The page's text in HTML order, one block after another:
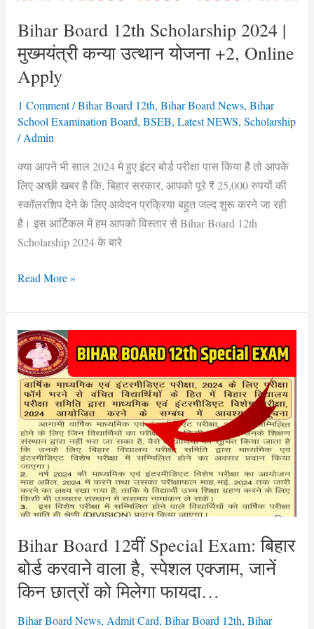
Bihar Board 12th Scholarship 2024 |
मुख्मयंत्री कन्या उत्थान योजना +2, Online
Apply
1 Comment /Bihar Board 12th, Bihar Board News, Bihar
School Examination Board, BSEB, Latest NEWS, Scholarship
/Admin
क्या आपने भी साल 2024 मे हुए इंटर बोर्ड परीक्षा पास किया है तो आपके
लिए अच्छी खबर है कि, बिहार सरकार, आपको पूरे ₹ 25,000 रुपयों की
स्कॉलरशिप देने के लिए आवेदन प्रक्रिया बहुत जल्द शुरू करने जा रही
है। इस आर्टिकल में हम आपको विस्तार से Bihar Board 12th
Scholarship 2024 के बारे
उत्थान
योजना
Online
Apply
Read More »
Bihar Board 12वीं Special Exam: बिहार
बोर्ड करवाने वाला है, स्पेशल एक्जाम, जानें
किन छात्रों को मिलेगा फायदा…
Bihar Board News, Admit Card, Bihar Board 12th, Bihar
Bihar
Board
12वीं
Special
Exam:
बिहार
बोर्ड
करवाने
वाला
है,
एक्जाम,
जानें
किन
को